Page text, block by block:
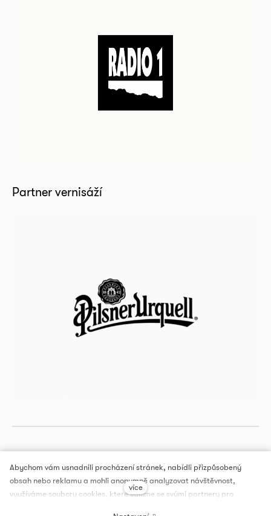
Partner vernisáží
DOX PRAGUE, a.s.
Abychom vám usnadnili procházení stránek, nabídli přizpůsobený
obsah nebo reklamu a mohli anonymně analyzovat návštěvnost,
využíváme soubory cookies, které sdílíme se svými partnery pro
více